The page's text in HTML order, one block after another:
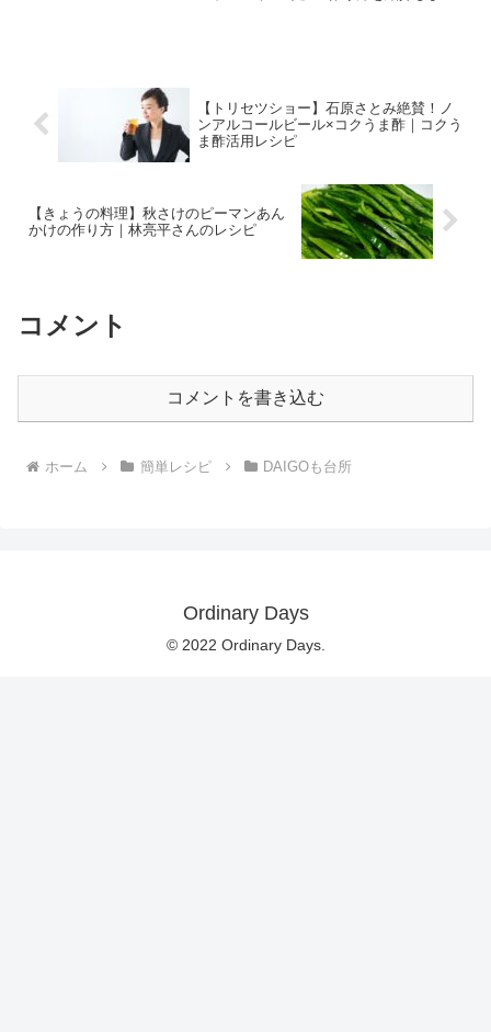
【トリセツショー】石原さとみ絶賛！ノ
ンアルコールビール×コクうま酢｜コクう
ま酢活用レシピ
【きょうの料理】秋さけのピーマンあん
かけの作り方｜林亮平さんのレシピ
コメント
コメントを書き込む
ホーム 簡単レシピ DAIGOも台所
Ordinary Days
© 2022 Ordinary Days.